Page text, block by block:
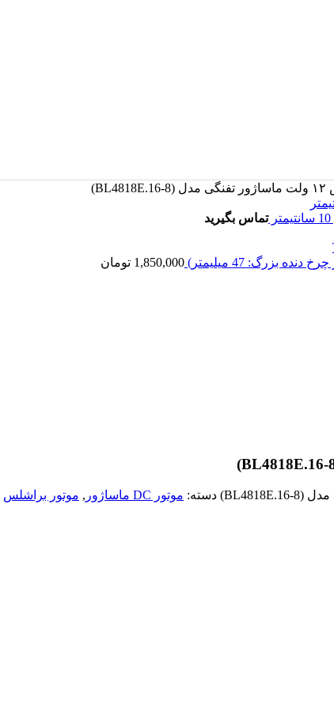
تماس بگیرید
1,850,000 تومان
دسته: موتور DC ماساژور , موتور براشلس